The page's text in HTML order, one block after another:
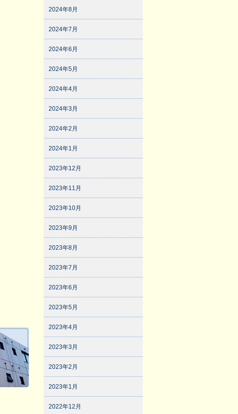
2024年8月
2024年7月
2024年6月
2024年5月
2024年4月
2024年3月
2024年2月
2024年1月
2023年12月
2023年11月
2023年10月
2023年9月
2023年8月
2023年7月
2023年6月
2023年5月
2023年4月
2023年3月
2023年2月
2023年1月
2022年12月